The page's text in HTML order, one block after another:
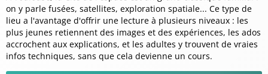
on y parle fusées, satellites, exploration spatiale... Ce type de
lieu a l'avantage d'offrir une lecture à plusieurs niveaux : les
plus jeunes retiennent des images et des expériences, les ados
accrochent aux explications, et les adultes y trouvent de vraies
infos techniques, sans que cela devienne un cours.